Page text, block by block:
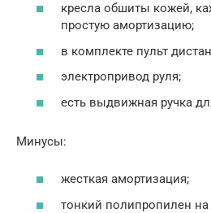
кресла обшиты кожей,
простую амортизацию;
в комплекте пульт
электропривод руля;
есть выдвижная ручка
Минусы:
жесткая амортизация;
тонкий полипропилен